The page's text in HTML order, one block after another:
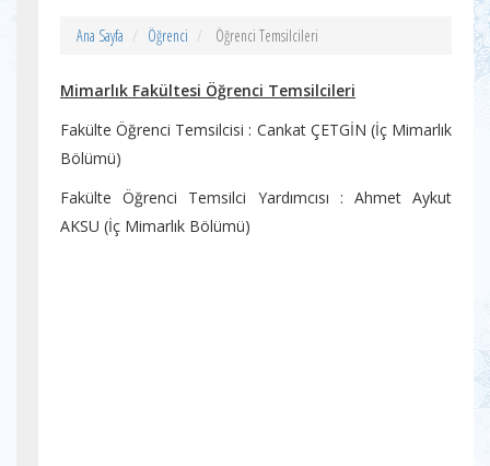
Ana Sayfa Öğrenci Öğrenci Temsilcileri
Mimarlık Fakültesi Öğrenci Temsilcileri
Fakülte Öğrenci Temsilcisi : Cankat ÇETGİN (İç Mimarlık
Bölümü)
Fakülte Öğrenci Temsilci Yardımcısı : Ahmet Aykut
AKSU (İç Mimarlık Bölümü)